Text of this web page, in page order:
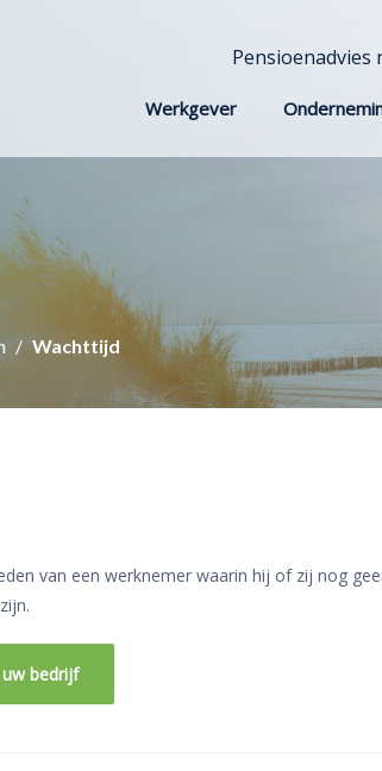
Pensioenadvies
Werkgever
Wachttijd
van een werknemer waarin hij of zij nog
bedrijf